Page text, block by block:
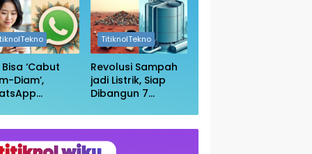
Wikipedia
Anda Masih
Aman?
Bisa ‘Cabut
Diam’,
Grup
Ketahuan
TitiknolTekno
Revolusi Sampah
jadi Listrik, Siap
Dibangun 7
Raksasa dengan
Sekitar 200 MW